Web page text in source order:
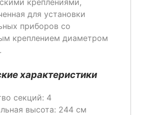
для установки
приборов со
креплением диаметром
характеристики
секций: 4
высота: 244 см